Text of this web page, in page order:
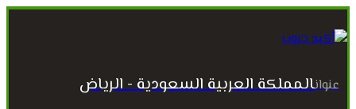
عنوانالمملكة العربية السعودية - الرياض